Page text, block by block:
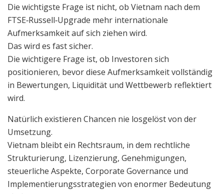
Die wichtigste Frage ist nicht, ob Vietnam nach dem
FTSE‑Russell‑Upgrade mehr internationale
Aufmerksamkeit auf sich ziehen wird.
Das wird es fast sicher.
Die wichtigere Frage ist, ob Investoren sich
positionieren, bevor diese Aufmerksamkeit vollständig
in Bewertungen, Liquidität und Wettbewerb reflektiert
wird.
Natürlich existieren Chancen nie losgelöst von der
Umsetzung.
Vietnam bleibt ein Rechtsraum, in dem rechtliche
Strukturierung, Lizenzierung, Genehmigungen,
steuerliche Aspekte, Corporate Governance und
Implementierungsstrategien von enormer Bedeutung